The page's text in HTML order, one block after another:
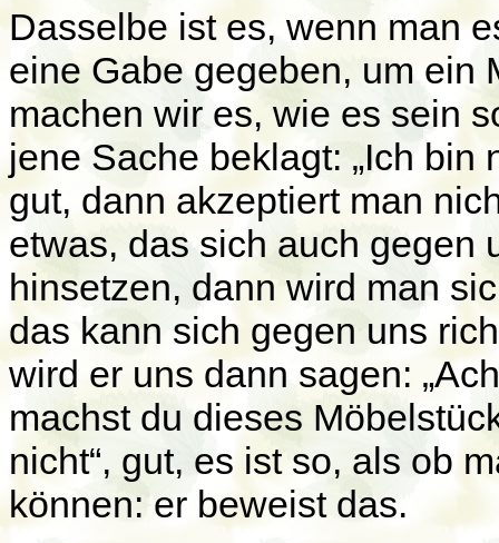
Dasselbe ist es, wenn man
eine Gabe gegeben, um ein
machen wir es, wie es sein
jene Sache beklagt: „Ich bin
gut, dann akzeptiert man
etwas, das sich auch gegen
hinsetzen, dann wird man
das kann sich gegen uns
wird er uns dann sagen:
machst du dieses
nicht“, gut, es ist so, als ob
können: er beweist das.